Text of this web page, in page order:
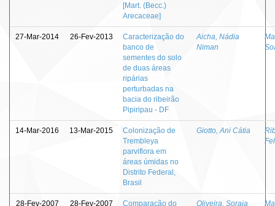
[Mart. (Becc.)
Arecaceae]
27-Mar-2014 26-Fev-2013
Caracterização do
banco de
sementes do solo
de duas áreas
ripárias
perturbadas na
bacia do ribeirão
Pipiripau - DF
Aicha, Nádia
Niman
14-Mar-2016 13-Mar-2015
Colonização de
Trembleya
parviflora em
áreas úmidas no
Distrito Federal,
Brasil
Giotto, Ani Cátia
28-Fev-2007 28-Fev-2007 Comparação do Oliveira, Soraia